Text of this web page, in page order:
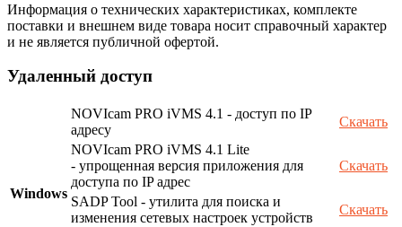
Информация о технических характеристиках, комплекте
поставки и внешнем виде товара носит справочный характер
и не является публичной офертой.
Удаленный доступ
Windows
NOVIcam PRO iVMS 4.1 - доступ по IP
адресу
Скачать
NOVIcam PRO iVMS 4.1 Lite
- упрощенная версия приложения для
доступа по IP адрес
Скачать
SADP Tool - утилита для поиска и
изменения сетевых настроек устройств
Скачать